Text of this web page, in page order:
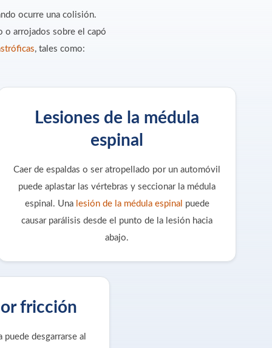
ocurre una colisión.
o arrojados sobre el capó
, tales como:
Lesiones de la médula
espinal
Caer de espaldas o ser atropellado por un automóvil
puede aplastar las vértebras y seccionar la médula
espinal. Una lesión de la médula espinal puede
causar parálisis desde el punto de la lesión hacia
abajo.
fricción
desgarrarse al